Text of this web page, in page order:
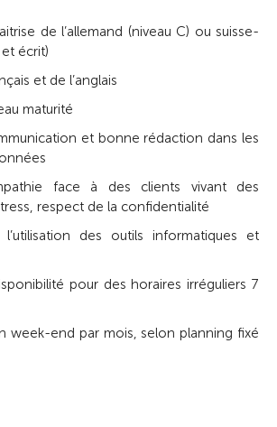
de l’allemand (niveau C) ou suisse-
écrit)
et de l’anglais
maturité
et bonne rédaction dans les
face à des clients vivant des
respect de la confidentialité
l’utilisation des outils informatiques et
pour des horaires irréguliers 7
week-end par mois, selon planning fixé